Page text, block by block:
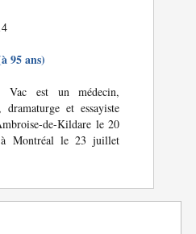
95 ans)
Vac est un médecin,
et essayiste
de-Kildare le 20
Montréal le 23 juillet